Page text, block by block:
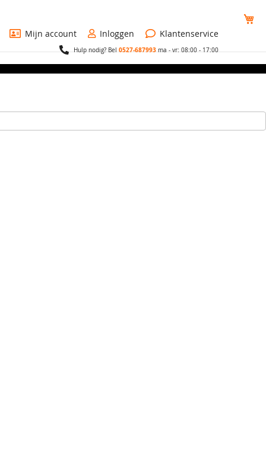
Mijn account
Inloggen Klantenservice
Hulp nodig? Bel0527-687993ma - vr: 08:00 - 17:00